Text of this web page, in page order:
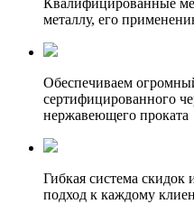
Квалифицированные
металлу, его
Обеспечиваем
сертифицированного
нержавеющего проката
Гибкая система
подход к каждому